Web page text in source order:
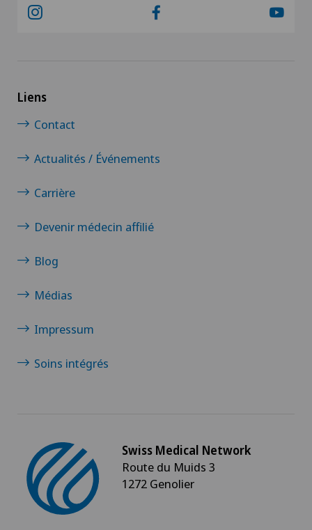
Liens
Contact
Actualités / Événements
Carrière
Devenir médecin affilié
Blog
Médias
Impressum
Soins intégrés
Swiss Medical Network
Route du Muids 3
1272 Genolier